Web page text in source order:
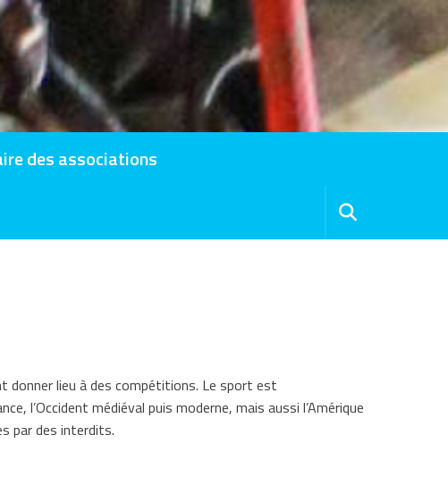
des associations
donner lieu à des compétitions. Le sport est
l’Occident médiéval puis moderne, mais aussi l’Amérique
par des interdits.